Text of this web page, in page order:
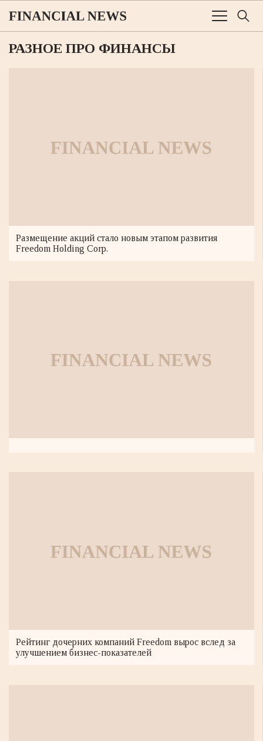
РАЗНОЕ ПРО ФИНАНСЫ
Размещение акций стало новым этапом развития
Freedom Holding Corp.
Рейтинг дочерних компаний Freedom вырос вслед за
улучшением бизнес-показателей